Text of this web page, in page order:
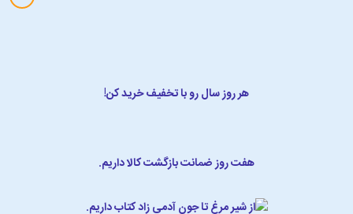
هر روز سال رو با تخفیف خرید کن!
هفت روز ضمانت بازگشت کالا داریم.